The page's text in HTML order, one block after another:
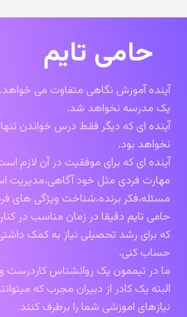
حامی تایم
آینده آموزش نگاهی متفاوت می
یک مدرسه نخواهد شد.
آینده ای که دیگر فقط درس خواندن
نخواهد بود.
آینده ای که برای موفقیت در آن لازم
مهارت فردی مثل خود آگاهی،مدیریت
مسئله،فکر برنده،شناخت ویژگی های
حامی تایم دقیقا در زمان مناسب در
که برای رشد تحصیلی نیاز به کمک
حساب کنی.
ما در تیممون یک روانشناس کاردرست
البته یک کادر از دبیران مجرب که
نیازهای اموزشی شما را برطرف کنند.